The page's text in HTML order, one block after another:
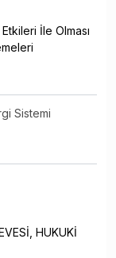
İle Olması
Sistemi
HUKUKİ